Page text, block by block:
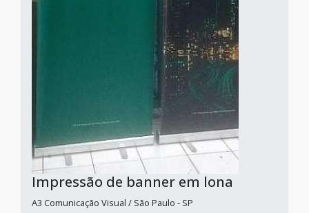
Impressão de banner em lona
A3 Comunicação Visual / São Paulo - SP